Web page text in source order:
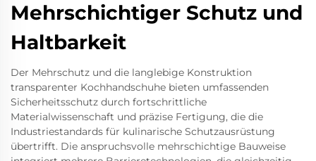
Mehrschichtiger Schutz und
Haltbarkeit
Der Mehrschutz und die langlebige Konstruktion
transparenter Kochhandschuhe bieten umfassenden
Sicherheitsschutz durch fortschrittliche
Materialwissenschaft und präzise Fertigung, die die
Industriestandards für kulinarische Schutzausrüstung
übertrifft. Die anspruchsvolle mehrschichtige Bauweise